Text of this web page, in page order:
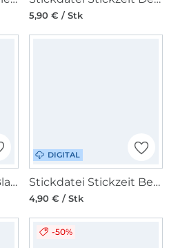
5,90 € / Stk
Stickdatei Stickzeit Blanko Kissen ITH
DIGITAL
Stickdatei Stickzeit Bestecktasche to go
4,90 € / Stk
-50%